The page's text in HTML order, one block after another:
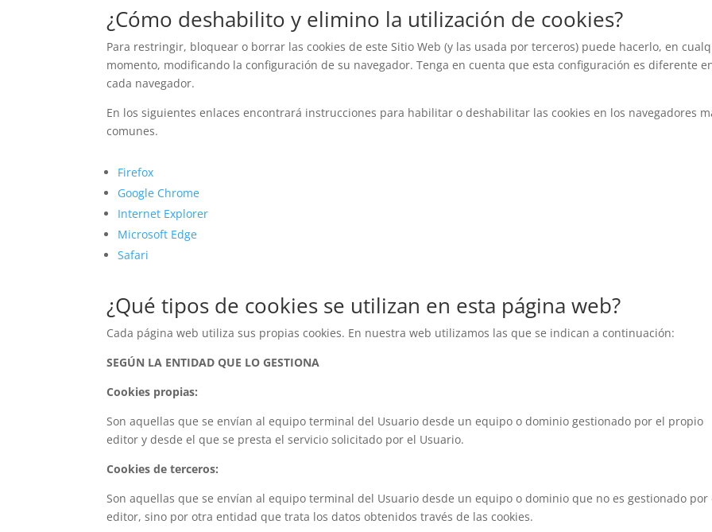
¿Cómo deshabilito y elimino la utilización de cookies?
Para restringir, bloquear o borrar las cookies de este Sitio Web (y las usada por terceros) puede hacerlo, en
momento, modificando la configuración de su navegador. Tenga en cuenta que esta configuración es diferente
cada navegador.
En los siguientes enlaces encontrará instrucciones para habilitar o deshabilitar las cookies en los navegadores
comunes.
Firefox
Google Chrome
Internet Explorer
Microsoft Edge
Safari
¿Qué tipos de cookies se utilizan en esta página web?
Cada página web utiliza sus propias cookies. En nuestra web utilizamos las que se indican a continuación:
SEGÚN LA ENTIDAD QUE LO GESTIONA
Cookies propias:
Son aquellas que se envían al equipo terminal del Usuario desde un equipo o dominio gestionado por el propio
editor y desde el que se presta el servicio solicitado por el Usuario.
Cookies de terceros:
Son aquellas que se envían al equipo terminal del Usuario desde un equipo o dominio que no es gestionado por
editor, sino por otra entidad que trata los datos obtenidos través de las cookies.